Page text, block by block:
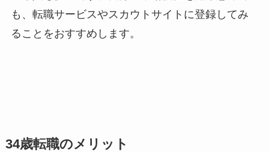
も、転職サービスやスカウトサイトに登録してみ
ることをおすすめします。
34歳転職のメリット